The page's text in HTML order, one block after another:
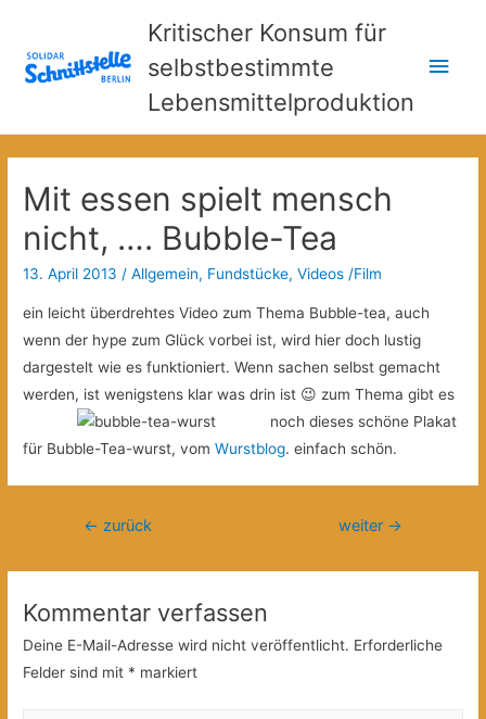
Kritischer Konsum für
selbstbestimmte
Lebensmittelproduktion
Mit essen spielt mensch
nicht, …. Bubble-Tea
13. April 2013 /Allgemein, Fundstücke,Videos /Film
ein leicht überdrehtes Video zum Thema Bubble-tea, auch
wenn der hype zum Glück vorbei ist, wird hier doch lustig
dargestelt wie es funktioniert. Wenn sachen selbst gemacht
werden, ist wenigstens klar was drin ist 😉 zum Thema gibt es
noch dieses schöne Plakat
für Bubble-Tea-wurst, vomWurstblog. einfach schön.
Beitragsnavigation
← zurück weiter →
Kommentar verfassen
Deine E-Mail-Adresse wird nicht veröffentlicht. Erforderliche
Felder sind mit * markiert